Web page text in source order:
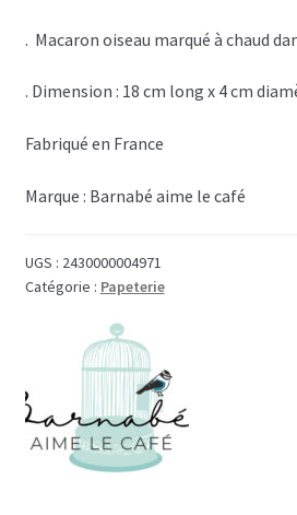
. Macaron oiseau marqué à chaud
. Dimension : 18 cm long x 4 cm
Fabriqué en France
Marque : Barnabé aime le café
UGS : 2430000004971
Catégorie : Papeterie